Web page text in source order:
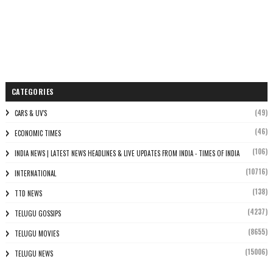
CATEGORIES
CARS & UV'S (49)
ECONOMIC TIMES (46)
INDIA NEWS | LATEST NEWS HEADLINES & LIVE UPDATES FROM INDIA - TIMES OF INDIA (106)
INTERNATIONAL (10716)
TTD NEWS (138)
TELUGU GOSSIPS (4237)
TELUGU MOVIES (8655)
TELUGU NEWS (15006)